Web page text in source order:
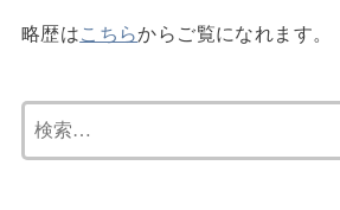
略歴はこちらからご覧になれます。
索: